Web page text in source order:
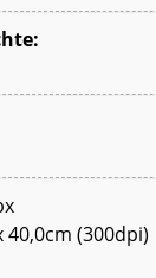
40,0cm (300dpi)